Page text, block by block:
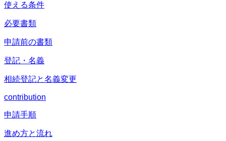
使える条件
必要書類
申請前の書類
登記・名義
相続登記と名義変更
contribution
申請手順
進め方と流れ